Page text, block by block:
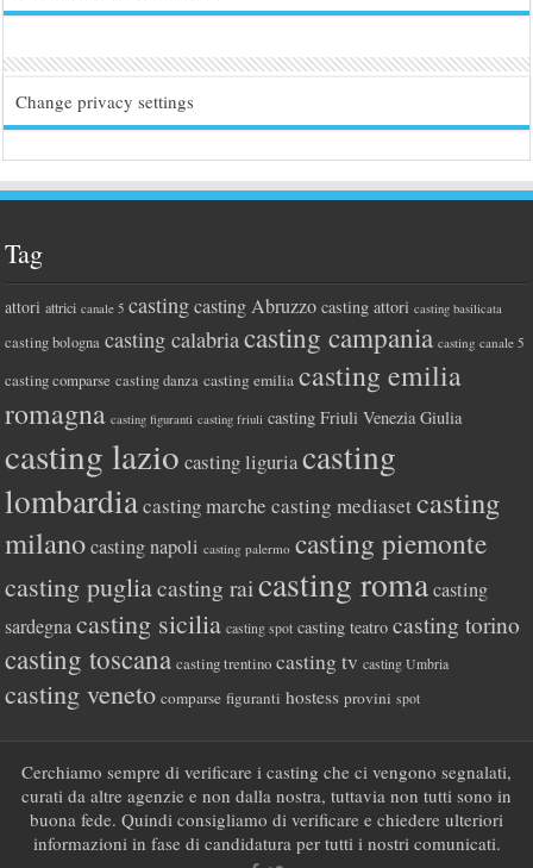
Change privacy settings
Tag
attori attrici canale 5 casting casting Abruzzo casting attori casting basilicata
casting bologna casting calabriacasting campania casting canale 5
casting comparse casting danza casting emilia casting emilia
romagna casting figuranti casting friuli casting Friuli Venezia Giulia
casting lazio casting liguriacasting
lombardiacasting marche casting mediasetcasting
milano casting napoli casting palermo casting piemonte
casting pugliacasting rai casting roma casting
sardegna casting sicilia casting spot casting teatro casting torino
casting toscana casting trentino casting tv casting Umbria
casting veneto comparse figuranti hostess provini spot
Cerchiamo sempre di verificare i casting che ci vengono segnalati,
curati da altre agenzie e non dalla nostra, tuttavia non tutti sono in
buona fede. Quindi consigliamo di verificare e chiedere ulteriori
informazioni in fase di candidatura per tutti i nostri comunicati.